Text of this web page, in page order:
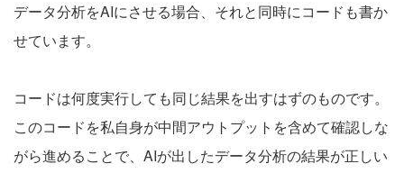
データ分析をAIにさせる場合、それと同時にコードも書か
せています。
コードは何度実行しても同じ結果を出すはずのものです。
このコードを私自身が中間アウトプットを含めて確認しな
がら進めることで、AIが出したデータ分析の結果が正しい